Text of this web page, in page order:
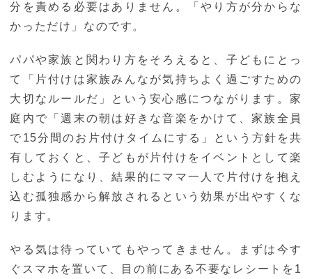
分を責める必要はありません。「やり方が分からな
かっただけ」なのです。
パパや家族と関わり方をそろえると、子どもにとっ
て「片付けは家族みんなが気持ちよく過ごすための
大切なルールだ」という安心感につながります。家
庭内で「週末の朝は好きな音楽をかけて、家族全員
で15分間のお片付けタイムにする」という方針を共
有しておくと、子どもが片付けをイベントとして楽
しむようになり、結果的にママ一人で片付けを抱え
込む孤独感から解放されるという効果が出やすくな
ります。
やる気は待っていてもやってきません。まずは今す
ぐスマホを置いて、目の前にある不要なレシートを1